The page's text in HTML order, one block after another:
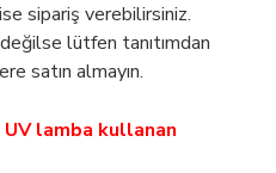
sipariş verebilirsiniz.
lütfen tanıtımdan
satın almayın.
lamba kullanan